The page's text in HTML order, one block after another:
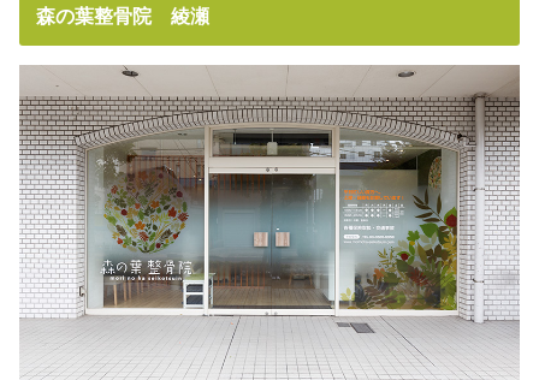
森の葉整骨院 綾瀬